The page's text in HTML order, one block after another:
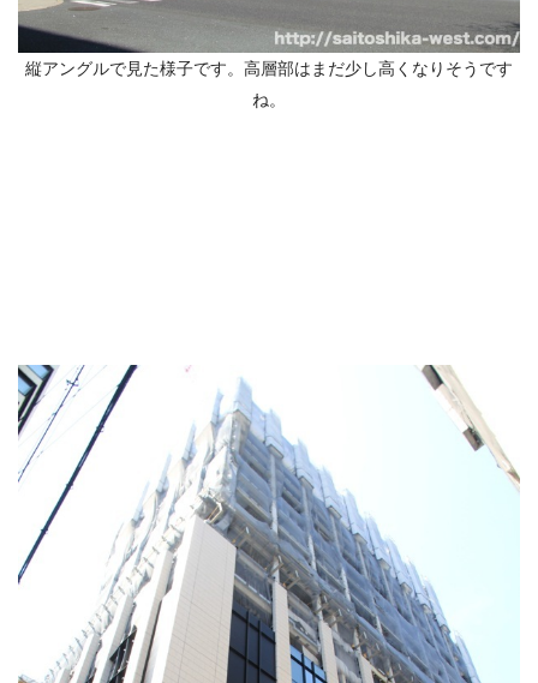
縦アングルで見た様子です。高層部はまだ少し高くなりそうです
ね。